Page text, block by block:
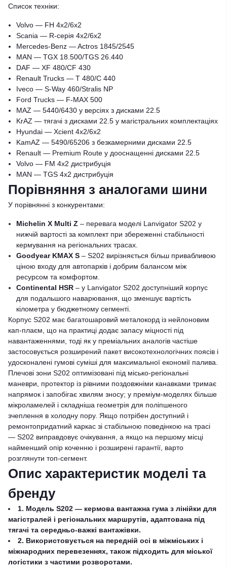
Список техніки:
Volvo — FH 4x2/6x2
Scania — R-серія 4x2/6x2
Mercedes-Benz — Actros 1845/2545
MAN — TGX 18.500/TGS 26.440
DAF — XF 480/CF 430
Renault Trucks — T 480/C 440
Iveco — S-Way 460/Stralis NP
Ford Trucks — F-MAX 500
MAZ — 5440/6430 у версіях з дисками 22.5
KrAZ — тягачі з дисками 22.5 у магістральних комплектаціях
Hyundai — Xcient 4x2/6x2
KamAZ — 5490/65206 з безкамерними дисками 22.5
Renault — Premium Route у дооснащенні дисками 22.5
Volvo — FM 4x2 дистрибуція
MAN — TGS 4x2 дистрибуція
Порівняння з аналогами шини
У порівнянні з конкурентами:
Michelin X Multi Z – перевага моделі Lanvigator S202 у
нижчій вартості за комплект при збереженні стабільності
кермування на регіональних трасах.
Goodyear KMAX S – S202 вирізняється більш привабливою
ціною входу для автопарків і добрим балансом між
ресурсом та комфортом.
Continental HSR – у Lanvigator S202 доступніший корпус
для подальшого наварювання, що зменшує вартість
кілометра у бюджетному сегменті.
Корпус S202 має багатошаровий металокорд із нейлоновим
кап-плаєм, що на практиці додає запасу міцності під
навантаженнями, тоді як у преміальних аналогів частіше
застосовується розширений пакет високотехнологічних поясів і
удосконалені гумові суміші для максимальної економії палива.
Плечові зони S202 оптимізовані під місько-регіональні
маневри, протектор із рівними поздовжніми канавками тримає
напрямок і запобігає хвилям зносу; у преміум-моделях більше
мікроламелей і складніша геометрія для поліпшеного
зчеплення в холодну пору. Якщо потрібен доступний і
ремонтопридатний каркас зі стабільною поведінкою на трасі
— S202 виправдовує очікування, а якщо на першому місці
найменший опір коченню і розширені гарантії, варто
розглянути топ-сегмент.
Опис характеристик моделі та
бренду
1. Модель S202 — кермова вантажна гума з лінійки для
магістралей і регіональних маршрутів, адаптована під
тягачі та середньо-важкі вантажівки.
2. Використовується на передній осі в міжміських і
міжнародних перевезеннях, також підходить для міської
логістики з частими розворотами.